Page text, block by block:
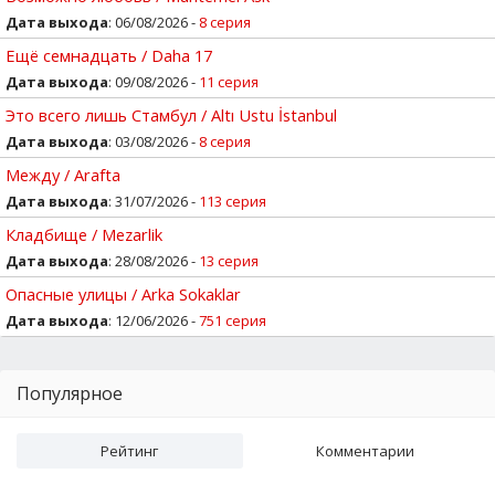
Дата выхода: 06/08/2026 - 8 серия
Ещё семнадцать / Daha 17
Дата выхода: 09/08/2026 - 11 серия
Это всего лишь Стамбул / Altı Ustu İstanbul
Дата выхода: 03/08/2026 - 8 серия
Между / Arafta
Дата выхода: 31/07/2026 - 113 серия
Кладбище / Mezarlik
Дата выхода: 28/08/2026 - 13 серия
Опасные улицы / Arka Sokaklar
Дата выхода: 12/06/2026 -751 серия
Популярное
Рейтинг Комментарии